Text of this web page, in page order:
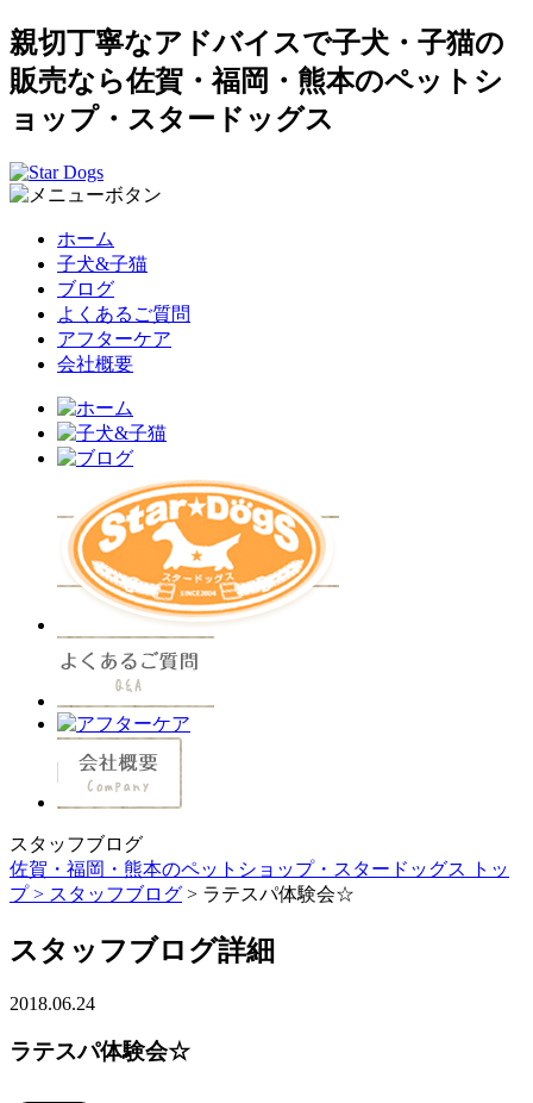
親切丁寧なアドバイスで子犬・子猫の
販売なら佐賀・福岡・熊本のペットシ
ョップ・スタードッグス
ホーム
子犬&子猫
ブログ
よくあるご質問
アフターケア
会社概要
スタッフブログ
佐賀・福岡・熊本のペットショップ・スタードッグス トッ
プ > スタッフブログ > ラテスパ体験会☆
スタッフブログ詳細
2018.06.24
ラテスパ体験会☆